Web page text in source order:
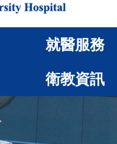
就醫服務
衛教資訊